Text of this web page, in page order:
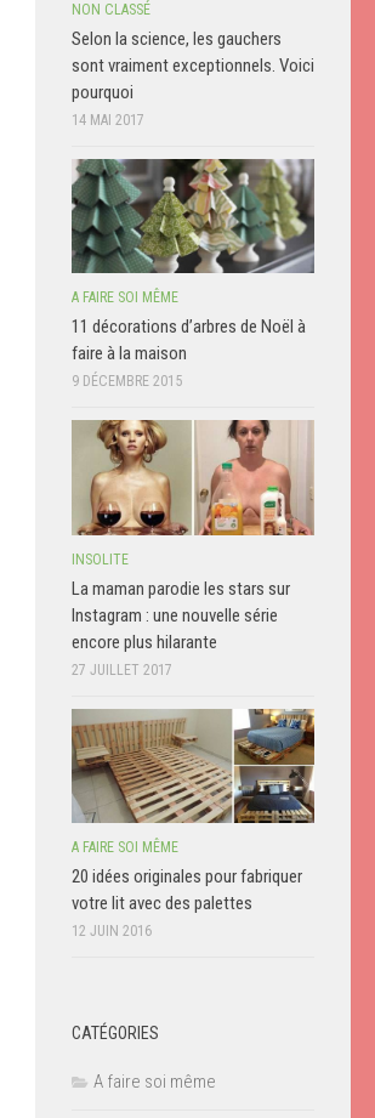
NON CLASSÉ
Selon la science, les gauchers
sont vraiment exceptionnels. Voici
pourquoi
14 MAI 2017
A FAIRE SOI MÊME
11 décorations d’arbres de Noël à
faire à la maison
9 DÉCEMBRE 2015
INSOLITE
La maman parodie les stars sur
Instagram : une nouvelle série
encore plus hilarante
27 JUILLET 2017
A FAIRE SOI MÊME
20 idées originales pour fabriquer
votre lit avec des palettes
12 JUIN 2016
CATÉGORIES
A faire soi même